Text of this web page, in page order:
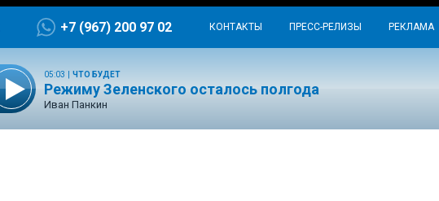
+7 (967) 200 97 02 КОНТАКТЫ ПРЕСС-РЕЛИЗЫ РЕКЛАМА
05:03 ЧТО БУДЕТ
Режиму Зеленского осталось полгода
Иван Панкин